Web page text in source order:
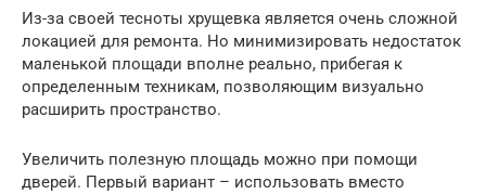
Из-за своей тесноты хрущевка является очень сложной
локацией для ремонта. Но минимизировать недостаток
маленькой площади вполне реально, прибегая к
определенным техникам, позволяющим визуально
расширить пространство.
Увеличить полезную площадь можно при помощи
дверей. Первый вариант – использовать вместо